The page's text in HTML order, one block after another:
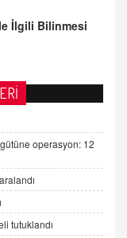
ve dijital hukukun
Alınmalı?
operasyon: 12
tutuklandı